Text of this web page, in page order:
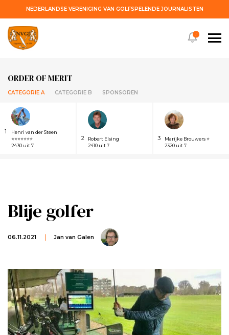
NEDERLANDSE VERENIGING VAN GOLFSPELENDE JOURNALISTEN
ORDER OF MERIT
CATEGORIE A CATEGORIE B SPONSOREN
1
Henri van der Steen
⭐⭐⭐⭐⭐⭐⭐
2430 uit 7
2
Robert Elsing
2410 uit 7
3
Marijke Brouwers ⭐
2320 uit 7
!
Blije golfer
06.11.2021 Jan van Galen